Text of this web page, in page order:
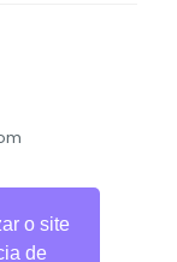
o site
de